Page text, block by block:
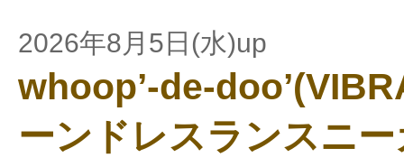
2026年8月5日(水)up
whoop’-de-
ーンドレスランスニ